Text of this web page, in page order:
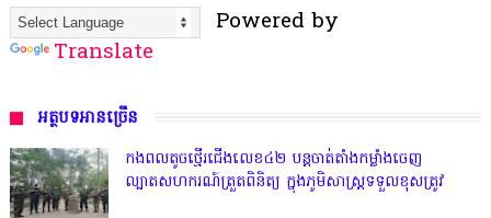
Powered by
Translate
អត្ថបទអានច្រើន
កងពលតូចថ្មើរជើងលេខ៤២ បន្តចាត់តាំងកម្លាំងចេញ
ល្បាតសហករណ៍ត្រួតពិនិត្យ ក្នុងភូមិសាស្រ្តទទួលខុសត្រូវ